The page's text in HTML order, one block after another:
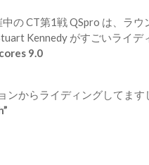
の CT第1戦 QSpro は、ラ
Kennedy がすごいライデ
9.0
ンからライディングしてま